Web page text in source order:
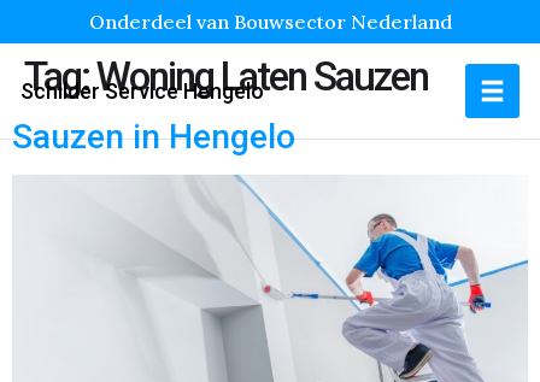
Onderdeel van Bouwsector Nederland
Schilder Service Hengelo
Tag:Woning Laten Sauzen
Sauzen in Hengelo